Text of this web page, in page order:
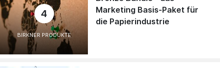
4
BIRKNER PRODUKTE
Marketing Basis-Paket für
die Papierindustrie